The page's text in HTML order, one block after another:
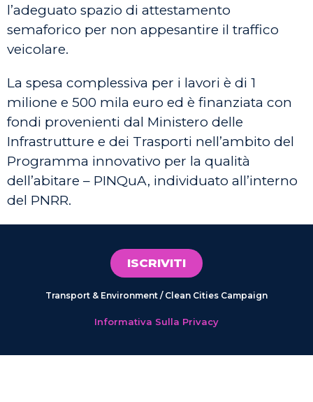
l’adeguato spazio di attestamento
semaforico per non appesantire il traffico
veicolare.
La spesa complessiva per i lavori è di 1
milione e 500 mila euro ed è finanziata con
fondi provenienti dal Ministero delle
Infrastrutture e dei Trasporti nell’ambito del
Programma innovativo per la qualità
dell’abitare – PINQuA, individuato all’interno
del PNRR.
ISCRIVITI
Transport & Environment / Clean Cities Campaign
Informativa Sulla Privacy